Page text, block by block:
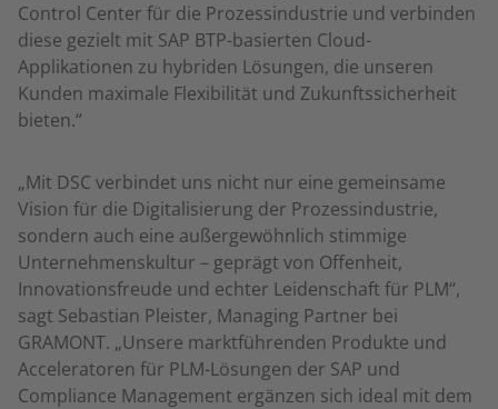
Control Center für die Prozessindustrie und verbinden
diese gezielt mit SAP BTP-basierten Cloud-
Applikationen zu hybriden Lösungen, die unseren
Kunden maximale Flexibilität und Zukunftssicherheit
bieten.“
„Mit DSC verbindet uns nicht nur eine gemeinsame
Vision für die Digitalisierung der Prozessindustrie,
sondern auch eine außergewöhnlich stimmige
Unternehmenskultur – geprägt von Offenheit,
Innovationsfreude und echter Leidenschaft für PLM“,
sagt Sebastian Pleister, Managing Partner bei
GRAMONT. „Unsere marktführenden Produkte und
Acceleratoren für PLM-Lösungen der SAP und
Compliance Management ergänzen sich ideal mit dem